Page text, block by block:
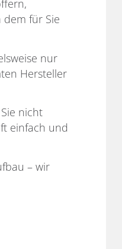
für Sie
nur
Hersteller
nicht
einfach und
– wir